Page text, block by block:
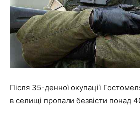
Після 35-денної окупації
в селищі пропали безвісти понад